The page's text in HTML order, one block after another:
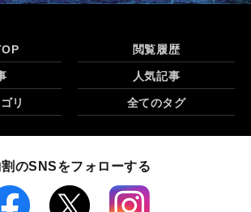
閲覧履歴
人気記事
リ 全てのタグ
のSNSをフォローする